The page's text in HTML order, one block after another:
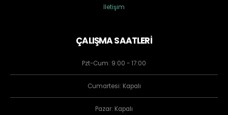
İletişim
ÇALIŞMA SAATLERİ
Pzt-Cum: 9:00 - 17:00
Cumartesi: Kapalı
Pazar: Kapalı